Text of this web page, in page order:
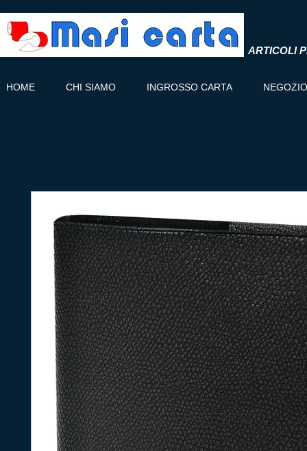
ARTICOLI
HOME CHI SIAMO INGROSSO CARTA NEGOZIO